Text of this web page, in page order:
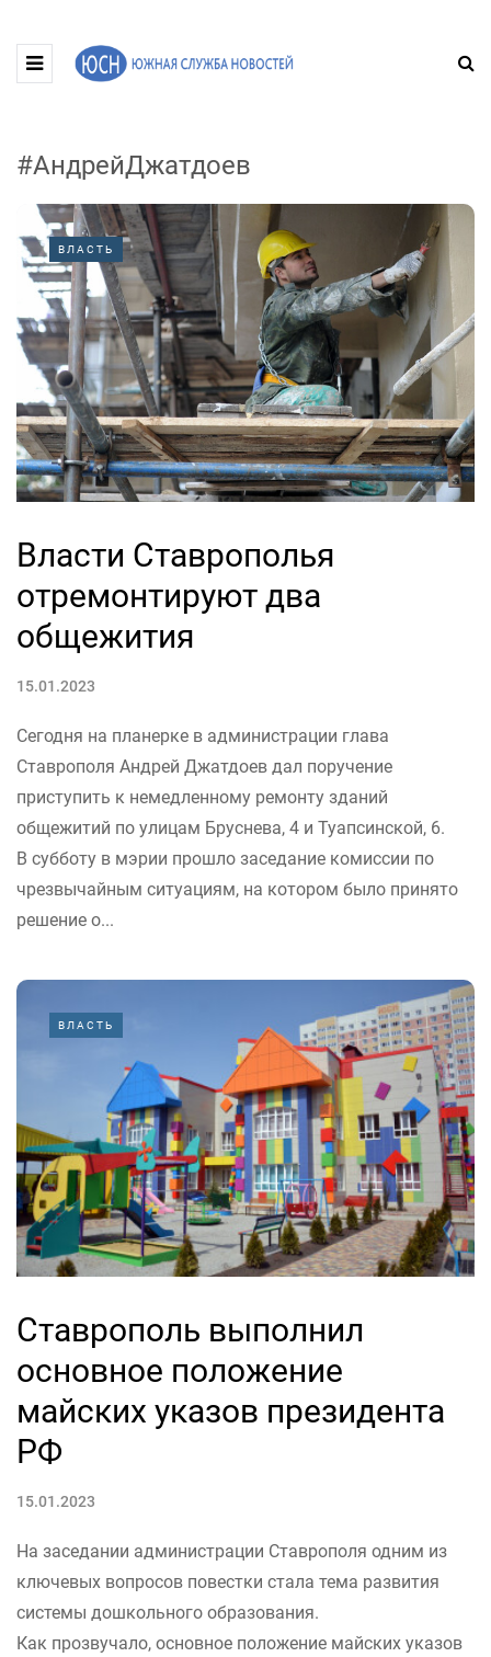
#АндрейДжатдоев
ВЛАСТЬ
Власти Ставрополья
отремонтируют два
общежития
15.01.2023
Сегодня на планерке в администрации глава
Ставрополя Андрей Джатдоев дал поручение
приступить к немедленному ремонту зданий
общежитий по улицам Бруснева, 4 и Туапсинской, 6.
В субботу в мэрии прошло заседание комиссии по
чрезвычайным ситуациям, на котором было принято
решение о...
ВЛАСТЬ
Ставрополь выполнил
основное положение
майских указов президента
РФ
15.01.2023
На заседании администрации Ставрополя одним из
ключевых вопросов повестки стала тема развития
системы дошкольного образования.
Как прозвучало, основное положение майских указов